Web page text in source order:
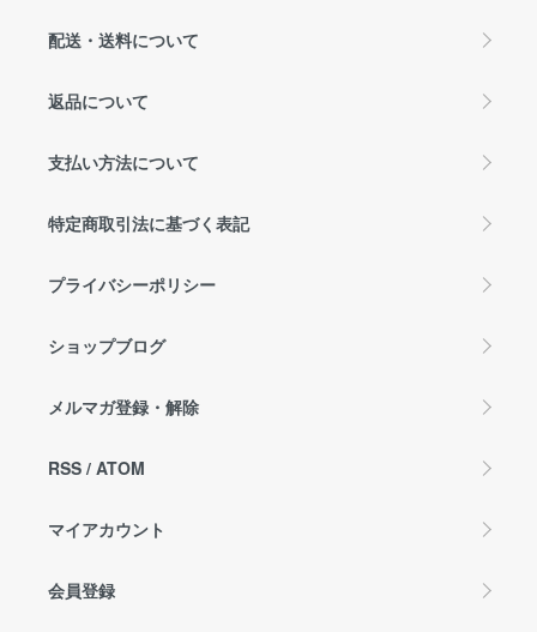
配送・送料について
返品について
支払い方法について
特定商取引法に基づく表記
プライバシーポリシー
ショップブログ
メルマガ登録・解除
RSS / ATOM
マイアカウント
会員登録